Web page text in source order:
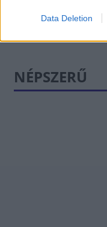
Data Deletion
NÉPSZERŰ